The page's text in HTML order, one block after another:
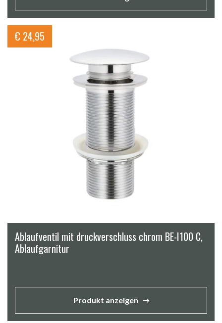
€ 24,95
Ablaufventil mit druckverschluss chrom BE-I100 C,
Ablaufgarnitur
Produkt anzeigen